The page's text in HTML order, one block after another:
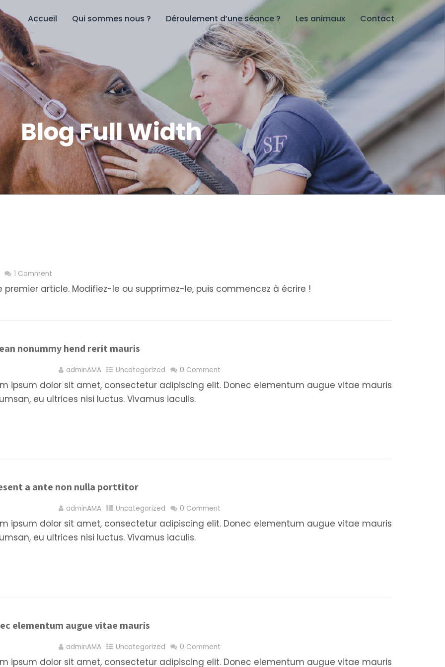
Accueil Qui sommes nous ? Déroulement d’une séance ? Les animaux Contact
Blog Full Width
1 Comment
premier article. Modifiez-le ou supprimez-le, puis commencez à écrire !
nonummy hend rerit mauris
adminAMA Uncategorized 0 Comment
ipsum dolor sit amet, consectetur adipiscing elit. Donec elementum augue vitae mauris
eu ultrices nisi luctus. Vivamus iaculis.
a ante non nulla porttitor
adminAMA Uncategorized 0 Comment
ipsum dolor sit amet, consectetur adipiscing elit. Donec elementum augue vitae mauris
eu ultrices nisi luctus. Vivamus iaculis.
elementum augue vitae mauris
adminAMA Uncategorized 0 Comment
ipsum dolor sit amet, consectetur adipiscing elit. Donec elementum augue vitae mauris